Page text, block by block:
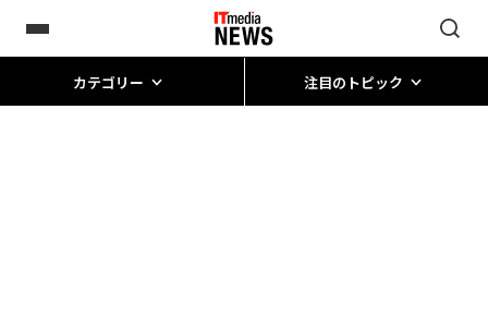
カテゴリー 注目のトピック